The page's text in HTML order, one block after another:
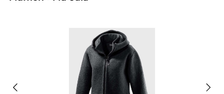
Bildergalerie überspringen